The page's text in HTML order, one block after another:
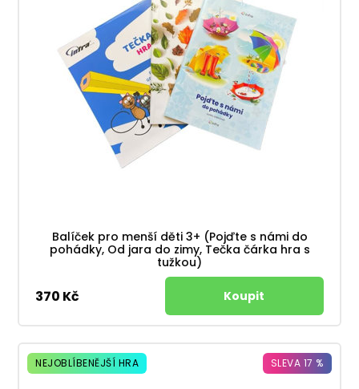
Balíček pro menší děti 3+ (Pojďte s námi do
pohádky, Od jara do zimy, Tečka čárka hra s
tužkou)
370 Kč
NEJOBLÍBENĚJŠÍ HRA SLEVA 17 %